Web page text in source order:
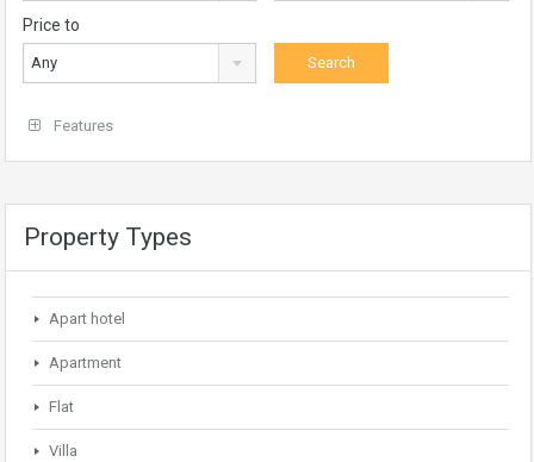
Price to
Any
Features
Property Types
Apart hotel
Apartment
Flat
Villa